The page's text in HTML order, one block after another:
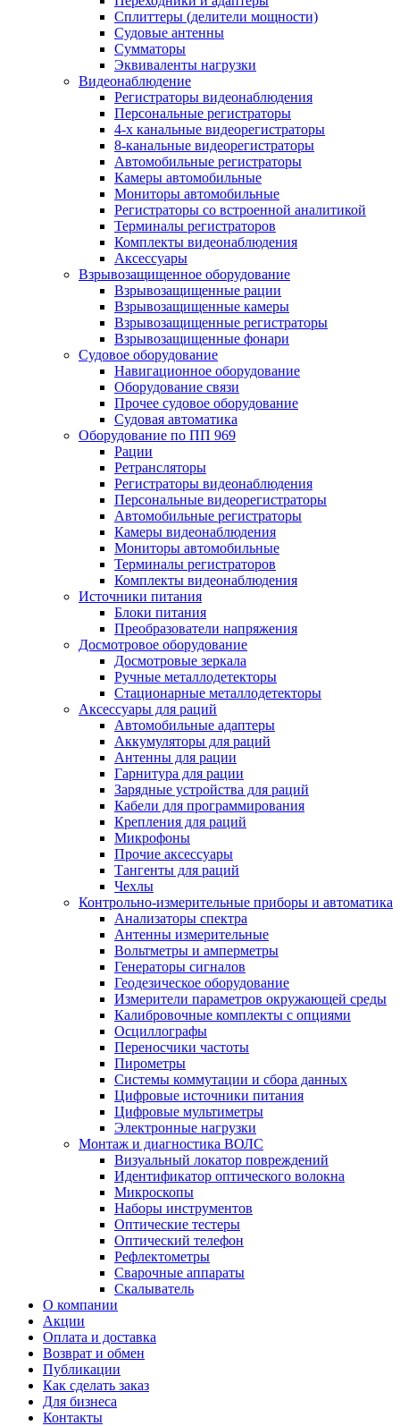
Сплиттеры (делители мощности)
Судовые антенны
Сумматоры
Эквиваленты нагрузки
Видеонаблюдение
Регистраторы видеонаблюдения
Персональные регистраторы
4-х канальные видеорегистраторы
8-канальные видеорегистраторы
Автомобильные регистраторы
Камеры автомобильные
Мониторы автомобильные
Регистраторы со встроенной аналитикой
Терминалы регистраторов
Комплекты видеонаблюдения
Аксессуары
Взрывозащищенное оборудование
Взрывозащищенные рации
Взрывозащищенные камеры
Взрывозащищенные регистраторы
Взрывозащищенные фонари
Судовое оборудование
Навигационное оборудование
Оборудование связи
Прочее судовое оборудование
Судовая автоматика
Оборудование по ПП 969
Рации
Ретрансляторы
Регистраторы видеонаблюдения
Персональные видеорегистраторы
Автомобильные регистраторы
Камеры видеонаблюдения
Мониторы автомобильные
Терминалы регистраторов
Комплекты видеонаблюдения
Источники питания
Блоки питания
Преобразователи напряжения
Досмотровое оборудование
Досмотровые зеркала
Ручные металлодетекторы
Стационарные металлодетекторы
Аксессуары для раций
Автомобильные адаптеры
Аккумуляторы для раций
Антенны для рации
Гарнитура для рации
Зарядные устройства для раций
Кабели для программирования
Крепления для раций
Микрофоны
Прочие аксессуары
Тангенты для раций
Чехлы
Контрольно-измерительные приборы и автоматика
Анализаторы спектра
Антенны измерительные
Вольтметры и амперметры
Генераторы сигналов
Геодезическое оборудование
Измерители параметров окружающей среды
Калибровочные комплекты с опциями
Осциллографы
Переносчики частоты
Пирометры
Системы коммутации и сбора данных
Цифровые источники питания
Цифровые мультиметры
Электронные нагрузки
Монтаж и диагностика ВОЛС
Визуальный локатор повреждений
Идентификатор оптического волокна
Микроскопы
Наборы инструментов
Оптические тестеры
Оптический телефон
Рефлектометры
Сварочные аппараты
Скалыватель
О компании
Акции
Оплата и доставка
Возврат и обмен
Публикации
Как сделать заказ
Для бизнеса
Контакты